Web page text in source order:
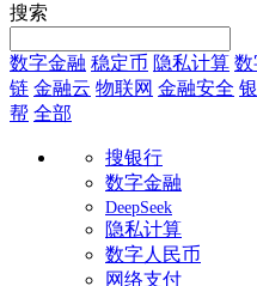
搜索
数字金融 稳定币 隐私计算 数
链 金融云 物联网 金融安全
帮 全部
搜银行
数字金融
DeepSeek
隐私计算
数字人民币
网络支付